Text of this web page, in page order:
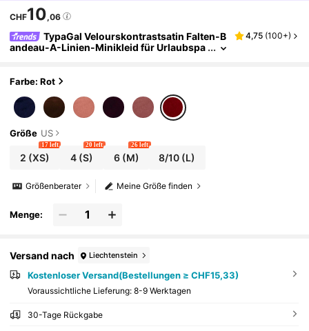
CHF10,06
TypaGal Velourskontrastsatin Falten-B
andeau-A-Linien-Minikleid für Urlaubspa
ss, Dinner, Heimkehr, Silvester für Neujahrs-U
nstag-Outfit für Frauen
4,75 (100+)
Farbe: Rot
Größe US
2 (XS)
17 left
4(S)
20 left
6(M)
26 left
8/10 (L)
Meine Größe finden
Größenberater
Menge:
Versand nach Liechtenstein
Kostenloser Versand(Bestellungen ≥ CHF15,33)
Voraussichtliche Lieferung: 8-9 Werktagen
30-Tage Rückgabe